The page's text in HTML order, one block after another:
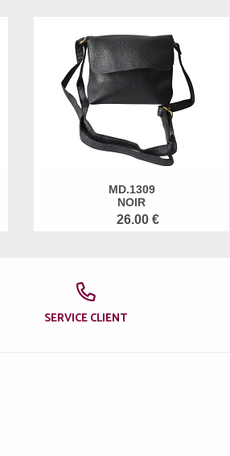
MD.1309
NOIR
26.00 €
SERVICE CLIENT